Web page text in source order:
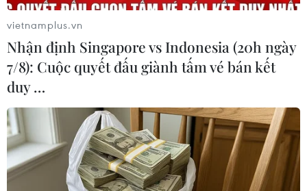
Nhà báo Thi Uyên đại diện nhóm tác giả nhận giải A cho tác
phẩm Phụ san Tương tác Panorama Chiến dịch Điện Biên Phủ,
Liên chi Hội Nhà báo Báo Nhân Dân. (Ảnh: Hoài
Nam/Vietnam+)
vietnamplus.vn
Nhận định Singapore vs Indonesia (20h ngày
7/8): Cuộc quyết đấu giành tấm vé bán kết
duy …